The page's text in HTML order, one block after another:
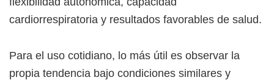
cardiorrespiratoria y resultados favorables de salud.
Para el uso cotidiano, lo más útil es observar la
propia tendencia bajo condiciones similares y